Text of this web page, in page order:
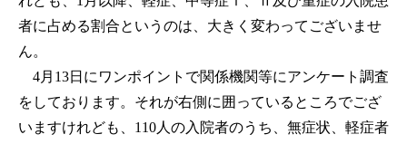
者に占める割合というのは、大きく変わってございませ
ん。
4月13日にワンポイントで関係機関等にアンケート調査
をしております。それが右側に囲っているところでござ
いますけれども、110人の入院者のうち、無症状、軽症者